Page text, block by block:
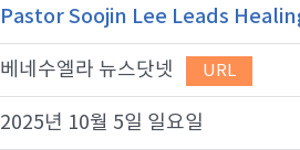
Pastor Soojin Lee Leads
베네수엘라 뉴스닷넷 URL
2025년 10월 5일 일요일